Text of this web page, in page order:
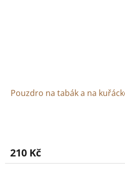
Pouzdro na tabák a na
210 Kč